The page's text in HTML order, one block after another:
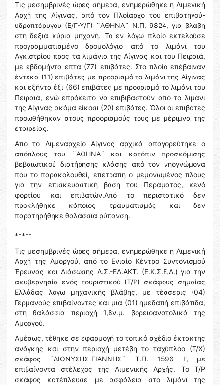
Τις μεσημβρινές ώρες σήμερα, ενημερώθηκε η Λιμενική
Αρχή της Αίγινας, από τον Πλοίαρχο του επιβατηγού-
υδροπτέρυγου (Ε/Γ-Υ/Γ) ¨ΑΘΗΝΑ¨ Ν.Π. 9824, για βλάβη
στη δεξιά κύρια μηχανή. Το εν λόγω πλοίο εκτελούσε
προγραμματισμένο δρομολόγιο από το λιμάνι του
Αγκιστρίου προς τα λιμάνια της Αίγινας και του Πειραιά,
με εβδομήντα επτά (77) επιβάτες. Στο πλοίο επέβαιναν
έντεκα (11) επιβάτες με προορισμό το λιμάνι της Αίγινας
και εξήντα έξι (66) επιβάτες με προορισμό το λιμάνι του
Πειραιά, ενώ επρόκειτο να επιβιβαστούν από το λιμάνι
της Αίγινας ακόμα είκοσι (20) επιβάτες. Όλοι οι επιβάτες
προωθήθηκαν στους προορισμούς τους με μέριμνα της
εταιρείας.
Από το Λιμεναρχείο Αίγινας αρχικά απαγορεύτηκε ο
απόπλους του ¨ΑΘΗΝΑ¨ και κατόπιν προσκόμισης
βεβαιωτικού διατήρησης κλάσης από τον νηογνώμονα
που το παρακολουθεί, επετράπη ο μεμονωμένος πλους
για την επισκευαστική βάση του Περάματος, κενό
φορτίου και επιβατών.Από το περιστατικό δεν
προκλήθηκε κάποιος τραυματισμός και δεν
παρατηρήθηκε θαλάσσια ρύπανση.
*****
Τις μεσημβρινές ώρες σήμερα, ενημερώθηκε η Λιμενική
Αρχή της Αμοργού, από το Ενιαίο Κέντρο Συντονισμού
Έρευνας και Διάσωσης Λ.Σ.-ΕΛ.ΑΚΤ. (Ε.Κ.Σ.Ε.Δ.) για την
ακυβερνησία ενός τουριστικού (Τ/Ρ) σκάφους σημαίας
Ελλάδας λόγω μηχανικής βλάβης, με τέσσερις (04)
Γερμανούς επιβαίνοντες και μια (01) ημεδαπή επιβάτιδα,
στη θαλάσσια περιοχή 1,8ν.μ. βορειοανατολικά της
Αμοργού.
Αμέσως, τέθηκε σε εφαρμογή το τοπικό σχέδιο έκτακτης
ανάγκης και στην περιοχή μετέβη το ταχύπλοο (Τ/Χ)
σκάφος ¨ΔΙΟΝΥΣΗΣ-ΓΙΑΝΝΗΣ¨ Τ.Π. 1596 Ι', με
επιβαίνοντα στέλεχος της Λιμενικής Αρχής. Το Τ/Ρ
σκάφος κατέπλευσε με ασφάλεια στο λιμάνι της